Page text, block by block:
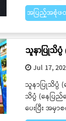
အပြည့်အစုံဖ
သူနာပြုသိပ္
Jul 17,
သူနာပြုသိပ္ပံ
သိပ္ပံ (နေပြ
ပေးပြီး အမှာ